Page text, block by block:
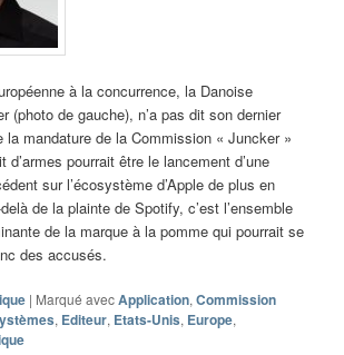
à la concurrence, la Danoise
(photo de gauche), n’a pas dit son dernier
la mandature de la Commission « Juncker »
d’armes pourrait être le lancement d’une
sur l’écosystème d’Apple de plus en
de la plainte de Spotify, c’est l’ensemble
de la marque à la pomme qui pourrait se
des accusés.
| Marqué avecApplication,Commission
, Editeur, Etats-Unis, Europe,